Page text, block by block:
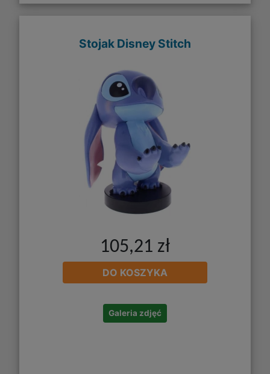
Stojak Disney Stitch
105,21 zł
DO KOSZYKA
Galeria zdjęć